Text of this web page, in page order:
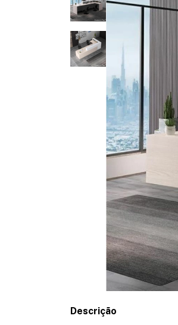
Descrição